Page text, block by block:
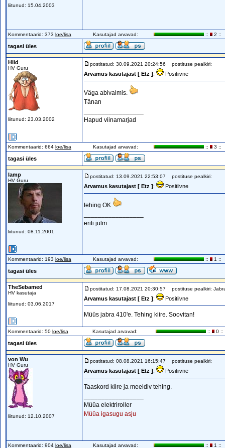
liitunud: 15.04.2003
Kommentaarid: 373 loe/lisa Kasutajad arvavad: :: 2 ::
tagasi üles
Hiid
HV Guru
liitunud: 23.03.2002
postitatud: 30.09.2021 20:24:56 postituse pealkiri:
Arvamus kasutajast [ Etz ]: Positiivne
Väga abivalmis.
Tänan
Hapud viinamarjad
Kommentaarid: 664 loe/lisa Kasutajad arvavad: :: 3 ::
tagasi üles
lamp
HV Guru
liitunud: 08.11.2001
postitatud: 13.09.2021 22:53:07 postituse pealkiri:
Arvamus kasutajast [ Etz ]: Positiivne
tehing OK
eriti julm
Kommentaarid: 193 loe/lisa Kasutajad arvavad: :: 1 ::
tagasi üles
TheSebamed
HV kasutaja
liitunud: 03.06.2017
postitatud: 17.08.2021 20:30:57 postituse pealkiri:
Arvamus kasutajast [ Etz ]: Positiivne
Müüs jabra 410'e. Tehing kiire. Soovitan!
Kommentaarid: 50 loe/lisa Kasutajad arvavad: :: 0 ::
tagasi üles
von Wu
HV Guru
liitunud: 12.10.2007
postitatud: 08.08.2021 16:15:47 postituse pealkiri:
Arvamus kasutajast [ Etz ]: Positiivne
Taaskord kiire ja meeldiv tehing.
Müüa elektriroller
Müüa igasugu asju
Kommentaarid: 904 loe/lisa Kasutajad arvavad: :: 1 ::